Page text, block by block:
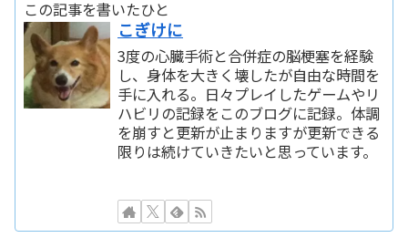
この記事を書いたひと
こぎけに
3度の心臓手術と合併症の脳梗塞を経験
し、身体を大きく壊したが自由な時間を
手に入れる。日々プレイしたゲームやリ
ハビリの記録をこのブログに記録。体調
を崩すと更新が止まりますが更新できる
限りは続けていきたいと思っています。